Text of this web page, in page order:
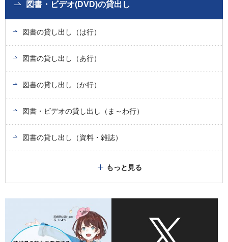
図書・ビデオ(DVD)の貸出し
図書の貸し出し（は行）
図書の貸し出し（あ行）
図書の貸し出し（か行）
図書・ビデオの貸し出し（ま～わ行）
図書の貸し出し（資料・雑誌）
もっと見る